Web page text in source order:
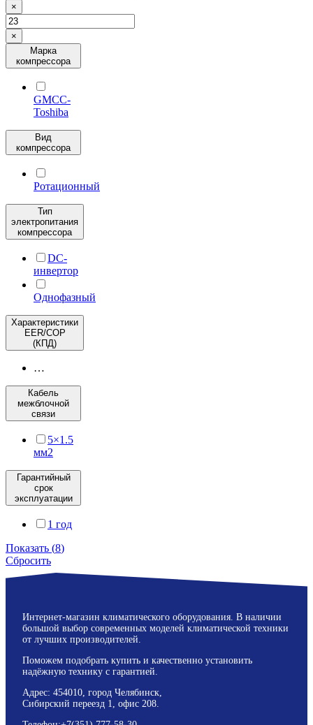
×
×
Марка
компрессора
GMCC-
Toshiba
Вид
компрессора
Ротационный
Тип
электропитания
компрессора
DC-
инвертор
Однофазный
Характеристики
EER/COP
(КПД)
…
Кабель
межблочной
связи
5×1.5
мм2
Гарантийный
срок
эксплуатации
1 год
Показать (8)
Сбросить
Интернет-магазин климатического оборудования. В наличии
большой выбор современных моделей климатической техники
от лучших производителей.
Поможем подобрать купить и качественно установить
надёжную технику с гарантией.
Адрес: 454010, город Челябинск,
Сибирский переезд 1, офис 208.